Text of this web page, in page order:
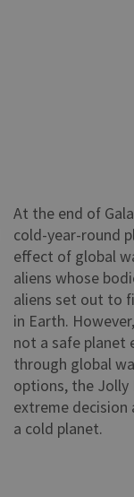
At the end of
cold-year-round
effect of global
aliens whose
aliens set out to
in Earth.
not a safe planet
through global
options, the Jolly
extreme decision
a cold planet.